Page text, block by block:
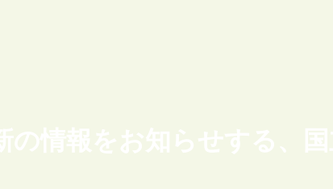
の情報をお知らせする、